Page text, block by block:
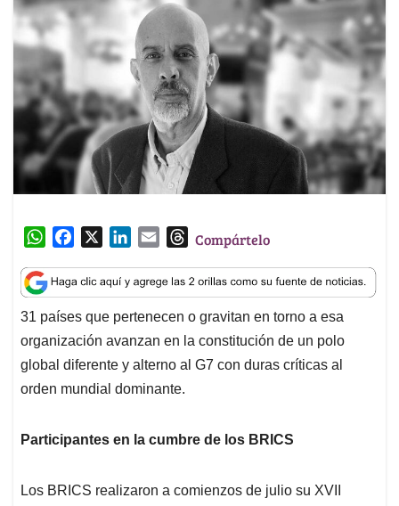
W
a
t
s
A
p
p
c
e
b
o
o
k
n
k
e
d
I
n
a
i
l
T
r
e
a
d
s
Compártelo
31 países que pertenecen o gravitan en torno a esa
organización avanzan en la constitución de un polo
global diferente y alterno al G7 con duras críticas al
orden mundial dominante.
Participantes en la cumbre de los BRICS
Los BRICS realizaron a comienzos de julio su XVII